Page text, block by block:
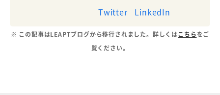
Twitter
LinkedIn
※ この記事はLEAPTブログから移行されました。詳しくはこちらをご
覧ください。